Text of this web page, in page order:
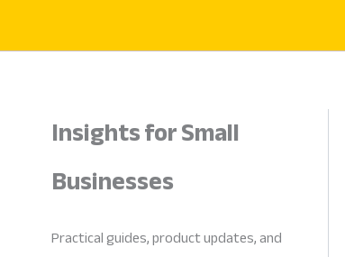
content
Insights for Small
Businesses
Practical guides, product updates, and